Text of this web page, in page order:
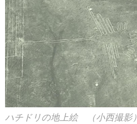
ハチドリの地上絵 （小西撮影）